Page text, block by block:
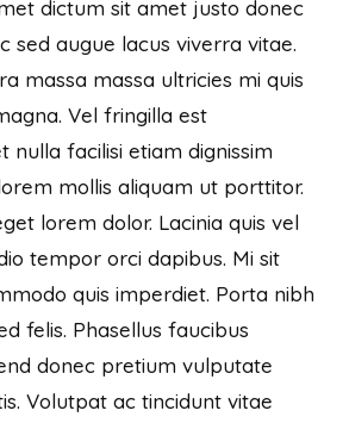
dictum sit amet justo donec
sed augue lacus viverra vitae.
massa massa ultricies mi quis
Vel fringilla est
nulla facilisi etiam dignissim
mollis aliquam ut porttitor.
lorem dolor. Lacinia quis vel
tempor orci dapibus. Mi sit
quis imperdiet. Porta nibh
felis. Phasellus faucibus
donec pretium vulputate
Volutpat ac tincidunt vitae